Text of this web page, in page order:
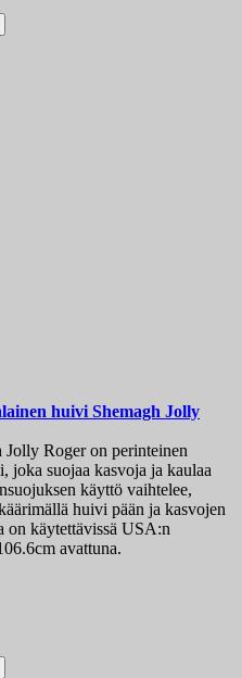
huivi Shemagh Jolly
Roger on perinteinen
joka suojaa kasvoja ja kaulaa
käyttö vaihtelee,
huivi pään ja kasvojen
on käytettävissä USA:n
avattuna.